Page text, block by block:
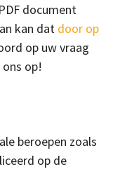
document
kan dat door op
op uw vraag
op!
beroepen zoals
op de